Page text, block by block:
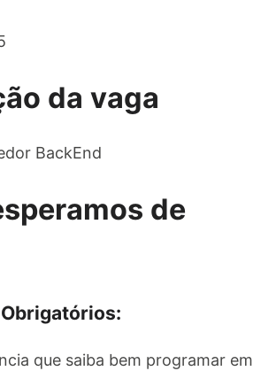
da vaga
BackEnd
de
que saiba bem programar em